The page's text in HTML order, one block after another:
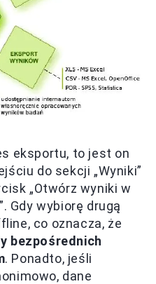
eksportu, to jest on
do sekcji „Wyniki”
„Otwórz wyniki w
Gdy wybiorę drugą
co oznacza, że
bezpośrednich
. Ponadto, jeśli
dane